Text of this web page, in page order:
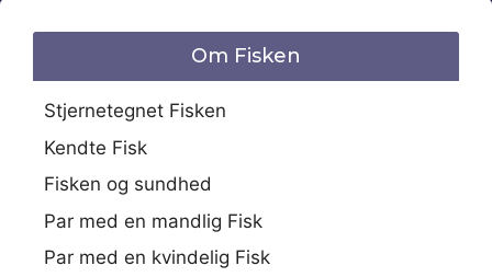
Om Fisken
Stjernetegnet Fisken
Kendte Fisk
Fisken og sundhed
Par med en mandlig Fisk
Par med en kvindelig Fisk